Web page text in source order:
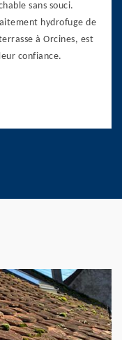
sans souci.
hydrofuge de
à Orcines, est
confiance.